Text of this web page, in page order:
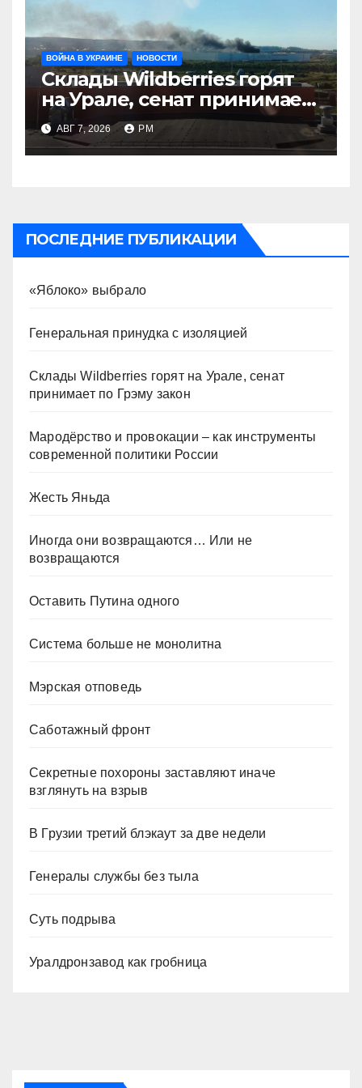
ВОЙНА В УКРАИНЕ НОВОСТИ
Склады Wildberries горят
на Урале, сенат принимает
по Грэму закон
АВГ 7, 2026 РМ
ПОСЛЕДНИЕ ПУБЛИКАЦИИ
«Яблоко» выбрало
Генеральная принудка с изоляцией
Склады Wildberries горят на Урале, сенат
принимает по Грэму закон
Мародёрство и провокации – как инструменты
современной политики России
Жесть Яньда
Иногда они возвращаются… Или не
возвращаются
Оставить Путина одного
Система больше не монолитна
Мэрская отповедь
Саботажный фронт
Секретные похороны заставляют иначе
взглянуть на взрыв
В Грузии третий блэкаут за две недели
Генералы службы без тыла
Суть подрыва
Уралдронзавод как гробница